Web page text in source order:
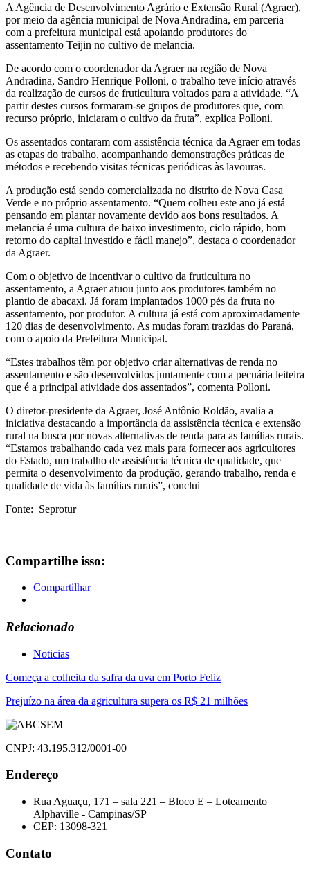
A Agência de Desenvolvimento Agrário e Extensão Rural (Agraer),
por meio da agência municipal de Nova Andradina, em parceria
com a prefeitura municipal está apoiando produtores do
assentamento Teijin no cultivo de melancia.
De acordo com o coordenador da Agraer na região de Nova
Andradina, Sandro Henrique Polloni, o trabalho teve início através
da realização de cursos de fruticultura voltados para a atividade. “A
partir destes cursos formaram-se grupos de produtores que, com
recurso próprio, iniciaram o cultivo da fruta”, explica Polloni.
Os assentados contaram com assistência técnica da Agraer em todas
as etapas do trabalho, acompanhando demonstrações práticas de
métodos e recebendo visitas técnicas periódicas às lavouras.
A produção está sendo comercializada no distrito de Nova Casa
Verde e no próprio assentamento. “Quem colheu este ano já está
pensando em plantar novamente devido aos bons resultados. A
melancia é uma cultura de baixo investimento, ciclo rápido, bom
retorno do capital investido e fácil manejo”, destaca o coordenador
da Agraer.
Com o objetivo de incentivar o cultivo da fruticultura no
assentamento, a Agraer atuou junto aos produtores também no
plantio de abacaxi. Já foram implantados 1000 pés da fruta no
assentamento, por produtor. A cultura já está com aproximadamente
120 dias de desenvolvimento. As mudas foram trazidas do Paraná,
com o apoio da Prefeitura Municipal.
“Estes trabalhos têm por objetivo criar alternativas de renda no
assentamento e são desenvolvidos juntamente com a pecuária leiteira
que é a principal atividade dos assentados”, comenta Polloni.
O diretor-presidente da Agraer, José Antônio Roldão, avalia a
iniciativa destacando a importância da assistência técnica e extensão
rural na busca por novas alternativas de renda para as famílias rurais.
“Estamos trabalhando cada vez mais para fornecer aos agricultores
do Estado, um trabalho de assistência técnica de qualidade, que
permita o desenvolvimento da produção, gerando trabalho, renda e
qualidade de vida às famílias rurais”, conclui
Fonte: Seprotur
Compartilhe isso:
Compartilhar
Relacionado
Noticias
Navegação
de
Post
Começa a colheita da safra da uva em Porto Feliz
Prejuízo na área da agricultura supera os R$ 21 milhões
CNPJ: 43.195.312/0001-00
Endereço
Rua Aguaçu, 171 – sala 221 – Bloco E – Loteamento
Alphaville - Campinas/SP
CEP: 13098-321
Contato